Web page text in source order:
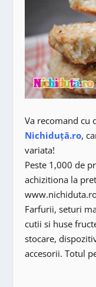
Va recomand cu
Nichiduță.ro,
variata!
Peste 1,000 de
achizitiona la
Farfurii, seturi
cutii si huse
stocare,
accesorii. Totul